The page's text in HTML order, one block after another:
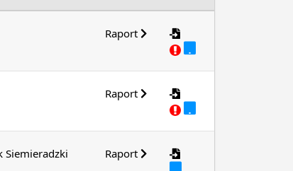
Raport
Raport
Siemieradzki Raport